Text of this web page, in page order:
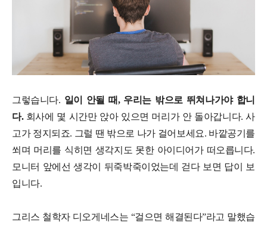
그렇습니다. 일이 안될 때, 우리는 밖으로 뛰쳐나가야 합니
다. 회사에 몇 시간만 앉아 있으면 머리가 안 돌아갑니다. 사
고가 정지되죠. 그럴 땐 밖으로 나가 걸어보세요. 바깥공기를
쐬며 머리를 식히면 생각지도 못한 아이디어가 떠오릅니다.
모니터 앞에선 생각이 뒤죽박죽이었는데 걷다 보면 답이 보
입니다.
그리스 철학자 디오게네스는 “걸으면 해결된다”라고 말했습